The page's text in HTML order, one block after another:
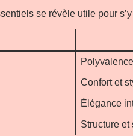
se révèle utile pour
Confort et
Élégance
Structure et